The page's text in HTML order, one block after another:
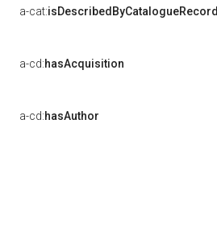
a-cat:isDescribedByCatalogueRecord
a-cd:hasAcquisition
a-cd:hasAuthor